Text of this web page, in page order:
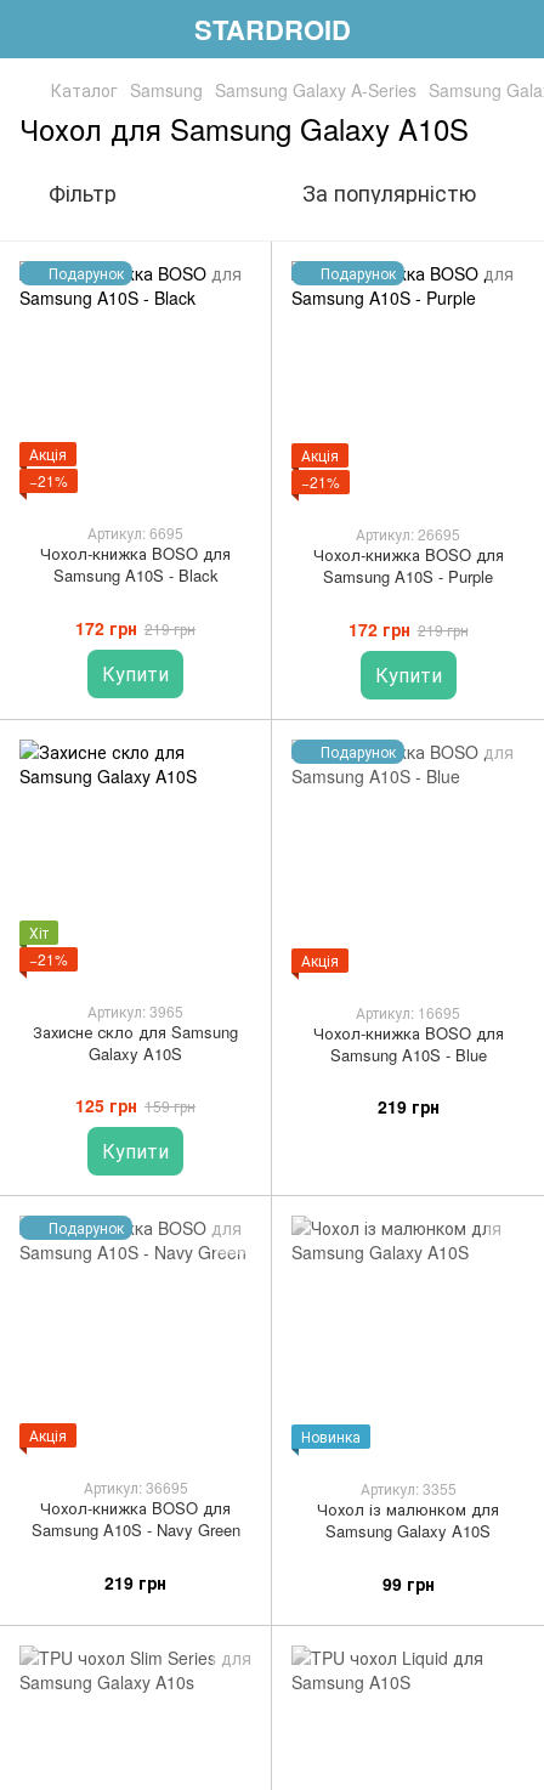
STARDROID
Каталог Samsung Samsung Galaxy A-Series Samsung
Чохол для Samsung Galaxy A10S
Фільтр За популярністю
Подарунок
Акція
−21%
Артикул: 6695
Чохол-книжка BOSO для
Samsung A10S - Black
172 грн 219 грн
Купити
Подарунок
Акція
−21%
Артикул: 26695
Чохол-книжка BOSO для
Samsung A10S - Purple
172 грн 219 грн
Купити
Хіт
−21%
Артикул: 3965
Захисне скло для Samsung
Galaxy A10S
125 грн 159 грн
Купити
Подарунок
Акція
Артикул: 16695
Чохол-книжка BOSO для
Samsung A10S - Blue
219 грн
Подарунок
Акція
Артикул: 36695
Чохол-книжка BOSO для
Samsung A10S - Navy Green
219 грн
Новинка
Артикул: 3355
Чохол із малюнком для
Samsung Galaxy A10S
99 грн